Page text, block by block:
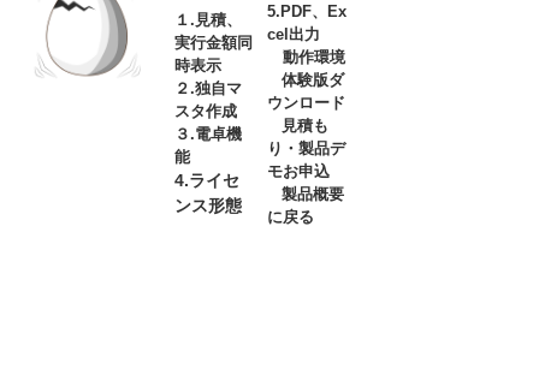
１.見積、
実行金額同
時表示
２.独自マ
スタ作成
３.電卓機
能
4.ライセ
ンス形態
5.PDF、Ex
cel出力
動作環境
体験版ダ
ウンロード
見積も
り・製品デ
モお申込
製品概要
に戻る